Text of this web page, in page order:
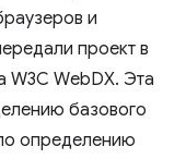
и
проект в
W3C WebDX. Эта
базового
определению